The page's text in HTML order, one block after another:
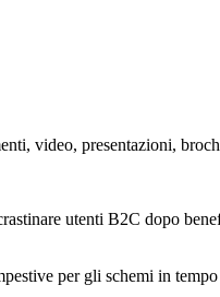
video, presentazioni,
utenti B2C dopo
per gli schemi in